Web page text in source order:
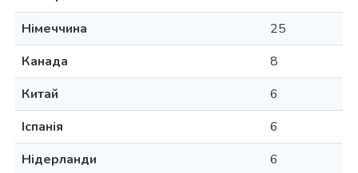
Німеччина
25
Канада
8
Китай
6
Іспанія
6
Нідерланди
6